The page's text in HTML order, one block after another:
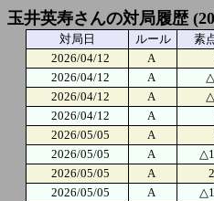
玉井英寿さんの対局履歴
対局日 ルール 素
2026/04/12
A
2026/04/12
A
2026/04/12
A
2026/04/12
A
2026/05/05
A
2026/05/05
A
2026/05/05
A
2026/05/05
A